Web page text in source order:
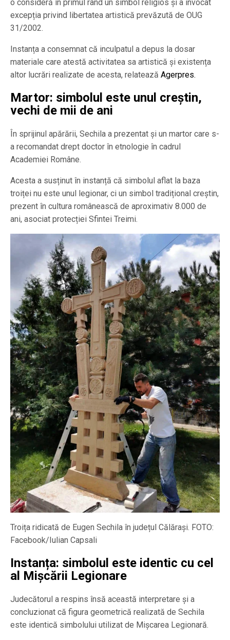
o consideră în primul rând un simbol religios și a invocat
excepția privind libertatea artistică prevăzută de OUG
31/2002.
Instanța a consemnat că inculpatul a depus la dosar
materiale care atestă activitatea sa artistică și existența
altor lucrări realizate de acesta, relatează Agerpres.
Martor: simbolul este unul creștin,
vechi de mii de ani
În sprijinul apărării, Sechila a prezentat și un martor care s-
a recomandat drept doctor în etnologie în cadrul
Academiei Române.
Acesta a susținut în instanță că simbolul aflat la baza
troiței nu este unul legionar, ci un simbol tradițional creștin,
prezent în cultura românească de aproximativ 8.000 de
ani, asociat protecției Sfintei Treimi.
Troița ridicată de Eugen Sechila în județul Călărași. FOTO:
Facebook/Iulian Capsali
Instanța: simbolul este identic cu cel
al Mișcării Legionare
Judecătorul a respins însă această interpretare și a
concluzionat că figura geometrică realizată de Sechila
este identică simbolului utilizat de Mișcarea Legionară.